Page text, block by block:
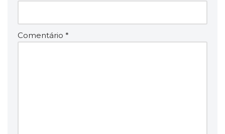
Comentário *